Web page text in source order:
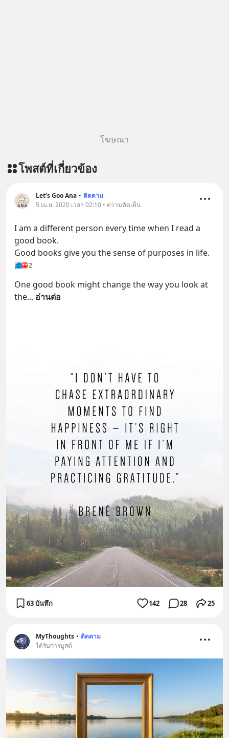
โฆษณา
โพสต์ที่เกี่ยวข้อง
Let’s Goo Ana • ติดตาม
5 เม.ย. 2020 เวลา 02:10 • ความคิดเห็น
I am a different person every time when I read a
good book.
Good books give you the sense of purposes in life.
2
One good book might change the way you look at
the... อ่านต่อ
63 บันทึก 142 28 25
MyThoughts • ติดตาม
ได้รับการบูสต์